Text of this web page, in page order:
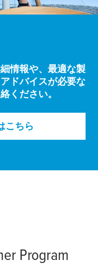
情報や、最適な製
ドバイスが必要な
ください。
こちら
Program